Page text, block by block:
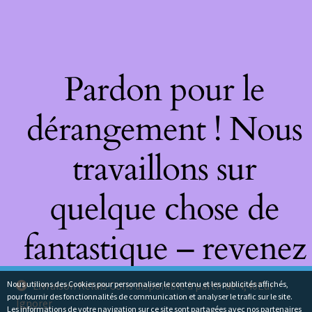
Livraison Relais Colis disponible à partir de 4,40Eur
Ignorer
Pardon pour le
dérangement ! Nous
travaillons sur
quelque chose de
fantastique – revenez
bientôt !
Nous utilions des Cookies pour personnaliser le contenu et les publicités affichés,
pour fournir des fonctionnalités de communication et analyser le trafic sur le site.
Les informations de votre navigation sur ce site sont partagées avec nos partenaires